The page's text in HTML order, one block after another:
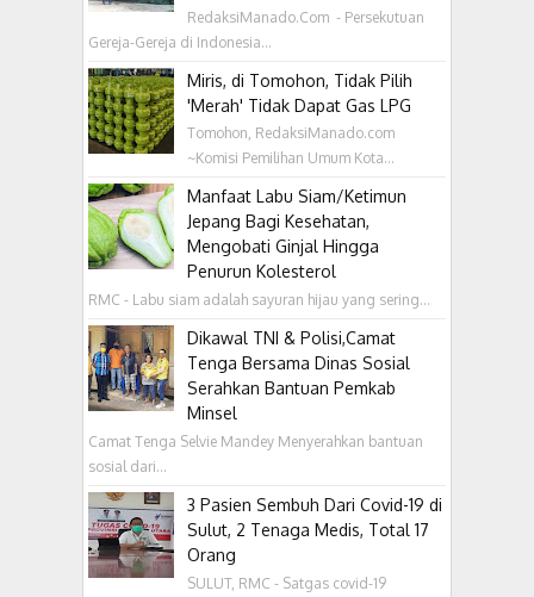
RedaksiManado.Com - Persekutuan
Gereja-Gereja di Indonesia...
Miris, di Tomohon, Tidak Pilih
'Merah' Tidak Dapat Gas LPG
Tomohon, RedaksiManado.com
~Komisi Pemilihan Umum Kota...
Manfaat Labu Siam/Ketimun
Jepang Bagi Kesehatan,
Mengobati Ginjal Hingga
Penurun Kolesterol
RMC - Labu siam adalah sayuran hijau yang sering...
Dikawal TNI & Polisi,Camat
Tenga Bersama Dinas Sosial
Serahkan Bantuan Pemkab
Minsel
Camat Tenga Selvie Mandey Menyerahkan bantuan
sosial dari...
3 Pasien Sembuh Dari Covid-19 di
Sulut, 2 Tenaga Medis, Total 17
Orang
SULUT, RMC - Satgas covid-19